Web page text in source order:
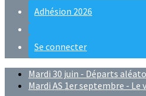
Adhésion 2026
Se connecter
Mardi 30 juin - Départs
Mardi AS 1er septembre - Le